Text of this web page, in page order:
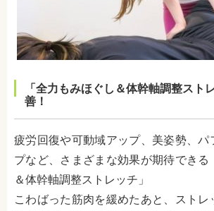
「全力もみほぐし＆体幹軸調整スト
善！
疲労回復や可動域アップ、美姿勢、パ
プなど、さまざまな効果が期待できる
＆体幹軸調整ストレッチ」
こわばった筋肉を緩めたあと、スト